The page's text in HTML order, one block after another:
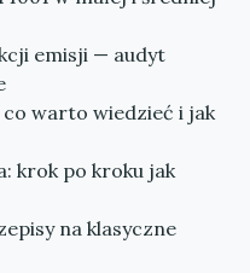
emisji — audyt
warto wiedzieć i jak
krok po kroku jak
na klasyczne